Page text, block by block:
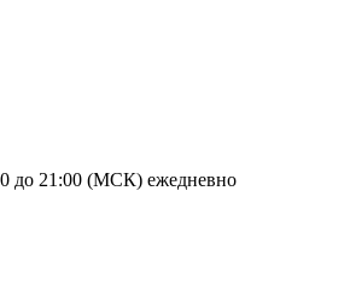
до 21:00 (МСК) ежедневно